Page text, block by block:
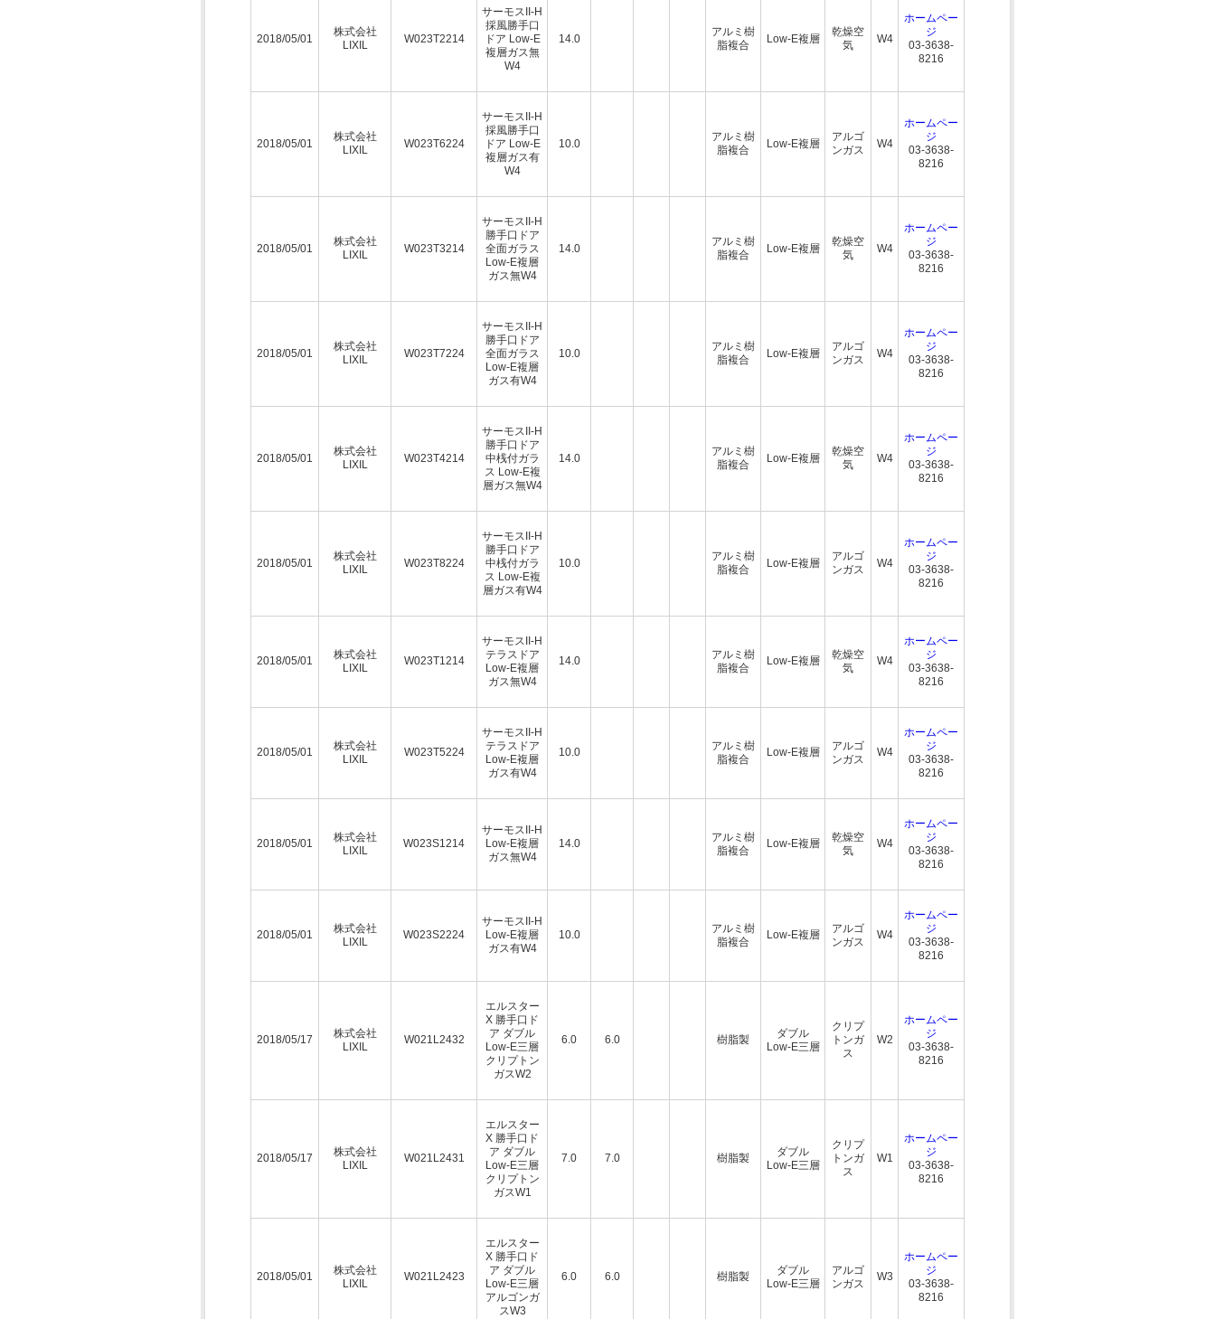
2018/05/01
株式会社
LIXIL
W023T2214
サーモスII-H
採風勝手口
ドア Low-E
複層ガス無
W4
14.0
アルミ樹
脂複合
Low-E複層
乾燥空
気
W4
ホームペー
ジ
03-3638-
8216
2018/05/01
株式会社
LIXIL
W023T6224
サーモスII-H
採風勝手口
ドア Low-E
複層ガス有
W4
10.0
アルミ樹
脂複合
Low-E複層
アルゴ
ンガス
W4
ホームペー
ジ
03-3638-
8216
2018/05/01
株式会社
LIXIL
W023T3214
サーモスII-H
勝手口ドア
全面ガラス
Low-E複層
ガス無W4
14.0
アルミ樹
脂複合
Low-E複層
乾燥空
気
W4
ホームペー
ジ
03-3638-
8216
2018/05/01
株式会社
LIXIL
W023T7224
サーモスII-H
勝手口ドア
全面ガラス
Low-E複層
ガス有W4
10.0
アルミ樹
脂複合
Low-E複層
アルゴ
ンガス
W4
ホームペー
ジ
03-3638-
8216
2018/05/01
株式会社
LIXIL
W023T4214
サーモスII-H
勝手口ドア
中桟付ガラ
ス Low-E複
層ガス無W4
14.0
アルミ樹
脂複合
Low-E複層
乾燥空
気
W4
ホームペー
ジ
03-3638-
8216
2018/05/01
株式会社
LIXIL
W023T8224
サーモスII-H
勝手口ドア
中桟付ガラ
ス Low-E複
層ガス有W4
10.0
アルミ樹
脂複合
Low-E複層
アルゴ
ンガス
W4
ホームペー
ジ
03-3638-
8216
2018/05/01
株式会社
LIXIL
W023T1214
サーモスII-H
テラスドア
Low-E複層
ガス無W4
14.0
アルミ樹
脂複合
Low-E複層
乾燥空
気
W4
ホームペー
ジ
03-3638-
8216
2018/05/01
株式会社
LIXIL
W023T5224
サーモスII-H
テラスドア
Low-E複層
ガス有W4
10.0
アルミ樹
脂複合
Low-E複層
アルゴ
ンガス
W4
ホームペー
ジ
03-3638-
8216
2018/05/01
株式会社
LIXIL
W023S1214
サーモスII-H
Low-E複層
ガス無W4
14.0
アルミ樹
脂複合
Low-E複層
乾燥空
気
W4
ホームペー
ジ
03-3638-
8216
2018/05/01
株式会社
LIXIL
W023S2224
サーモスII-H
Low-E複層
ガス有W4
10.0
アルミ樹
脂複合
Low-E複層
アルゴ
ンガス
W4
ホームペー
ジ
03-3638-
8216
2018/05/17
株式会社
LIXIL
W021L2432
エルスター
X 勝手口ド
ア ダブル
Low-E三層
クリプトン
ガスW2
6.0 6.0 樹脂製
ダブル
Low-E三層
クリプ
トンガ
ス
W2
ホームペー
ジ
03-3638-
8216
2018/05/17
株式会社
LIXIL
W021L2431
エルスター
X 勝手口ド
ア ダブル
Low-E三層
クリプトン
ガスW1
7.0 7.0 樹脂製
ダブル
Low-E三層
クリプ
トンガ
ス
W1
ホームペー
ジ
03-3638-
8216
2018/05/01
株式会社
LIXIL
W021L2423
エルスター
X 勝手口ド
ア ダブル
Low-E三層
アルゴンガ
スW3
6.0 6.0 樹脂製
ダブル
Low-E三層
アルゴ
ンガス
W3
ホームペー
ジ
03-3638-
8216